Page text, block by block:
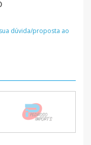
dúvida/proposta ao